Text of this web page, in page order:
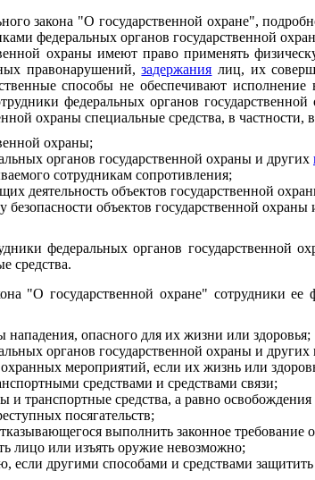
закона "О государственной охране",
федеральных органов государственной
охраны имеют право применять
правонарушений,задержания лиц, их
способы не обеспечивают
федеральных органов
охраны специальные средства, в частности,
охраны;
органов государственной охраны и других
сотрудникам сопротивления;
деятельность объектов государственной
безопасности объектов государственной
федеральных органов государственной
средства.
"О государственной охране" сотрудники ее
опасного для их жизни или здоровья;
органов государственной охраны и других
мероприятий, если их жизнь или
средствами и средствами связи;
транспортные средства, а равно освобождения
посягательств;
выполнить законное требование
лицо или изъять оружие невозможно;
другими способами и средствами